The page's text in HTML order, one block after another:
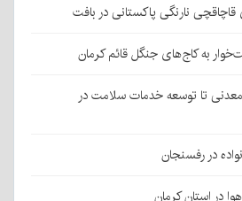
به کاج‌های جنگل قائم کرمان
تا توسعه خدمات سلامت در
در رفسنجان
در استان کرمان